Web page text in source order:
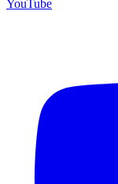
YouTube